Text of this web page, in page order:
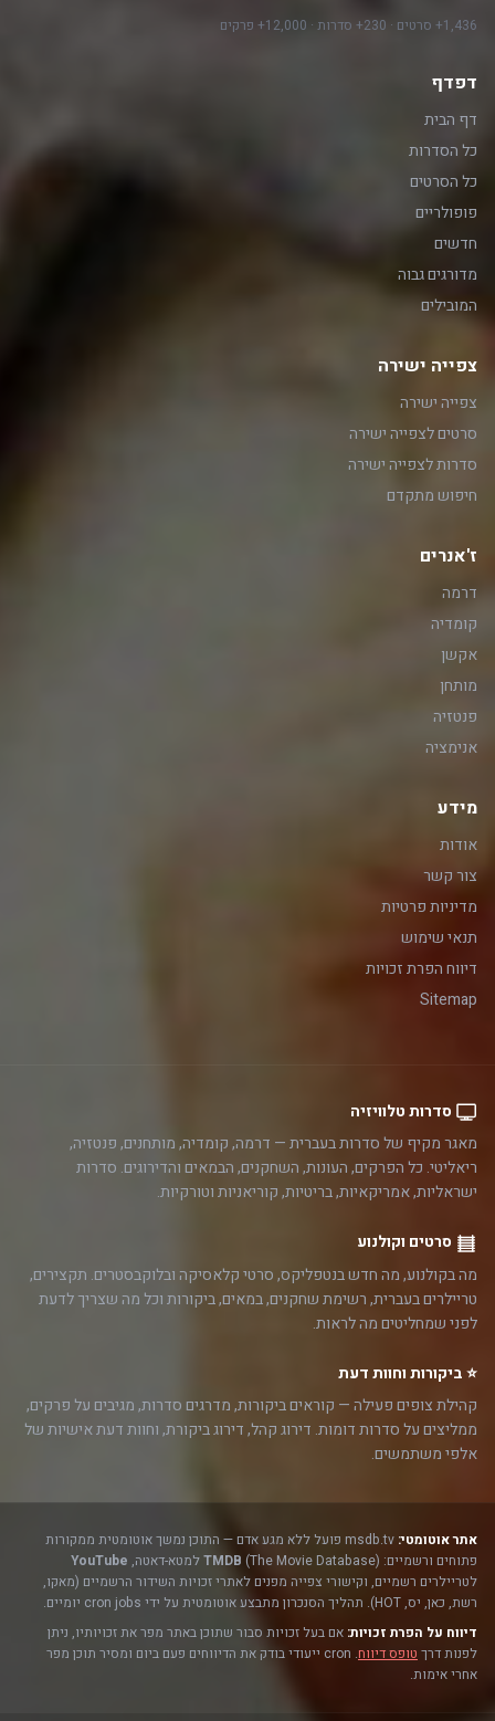
1,436+ סרטים · 230+ סדרות · 12,000+ פרקים
דפדף
דף הבית
כל הסדרות
כל הסרטים
פופולריים
חדשים
מדורגים גבוה
המובילים
צפייה ישירה
צפייה ישירה
סרטים לצפייה ישירה
סדרות לצפייה ישירה
חיפוש מתקדם
ז'אנרים
דרמה
קומדיה
אקשן
מותחן
פנטזיה
אנימציה
מידע
אודות
צור קשר
מדיניות פרטיות
תנאי שימוש
דיווח הפרת זכויות
Sitemap
סדרות טלוויזיה
מאגר מקיף של סדרות בעברית — דרמה, קומדיה, מותחנים, פנטזיה,
ריאליטי. כל הפרקים, העונות, השחקנים, הבמאים והדירוגים. סדרות
ישראליות, אמריקאיות, בריטיות, קוריאניות וטורקיות.
סרטים וקולנוע
מה בקולנוע, מה חדש בנטפליקס, סרטי קלאסיקה ובלוקבסטרים. תקצירים,
טריילרים בעברית, רשימת שחקנים, במאים, ביקורות וכל מה שצריך לדעת
לפני שמחליטים מה לראות.
⭐ ביקורות וחוות דעת
קהילת צופים פעילה — קוראים ביקורות, מדרגים סדרות, מגיבים על פרקים,
ממליצים על סדרות דומות. דירוג קהל, דירוג ביקורת, וחוות דעת אישיות של
אלפי משתמשים.
אתר אוטומטי:
msdb.tv פועל ללא מגע אדם — התוכן נמשך אוטומטית ממקורות
פתוחים ורשמיים:
TMDB (The Movie Database) למטא-דאטה,
YouTube
לטריילרים רשמיים, וקישורי צפייה מפנים לאתרי זכויות השידור הרשמיים (מאקו,
רשת, כאן, יס, HOT). תהליך הסנכרון מתבצע אוטומטית על ידי cron jobs יומיים.
דיווח על הפרת זכויות: אם בעל זכויות סבור שתוכן באתר מפר את זכויותיו, ניתן
לפנות דרך טופס דיווח
. cron ייעודי בודק את הדיווחים פעם ביום ומסיר תוכן מפר
אחרי אימות.